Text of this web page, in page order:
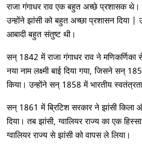
राजा गंगाधर राव एक बहुत अच्छे प्रशासक
उन्होंने झांसी को बहुत अच्छा प्रशासन दिया |
आबादी बहुत संतुष्ट थी।
सन‍‍् 1842 में राजा गंगाधर राव ने मणिकर्णिका
नया नाम लक्ष्मी बाई दिया गया, जिसने सन‍‍्
किया। उन्होंने सन‍‍् 1858 में भारतीय
सन‍‍् 1861 में ब्रिटिश सरकार ने झांसी किला
दिया। तब झांसी, ग्वालियर राज्य का एक
ग्वालियर राज्य से झांसी को वापस ले लिया।